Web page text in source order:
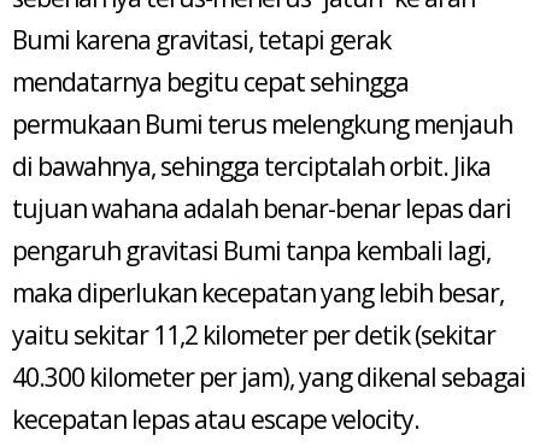
Bumi karena gravitasi, tetapi gerak
mendatarnya begitu cepat sehingga
permukaan Bumi terus melengkung menjauh
di bawahnya, sehingga terciptalah orbit. Jika
tujuan wahana adalah benar-benar lepas dari
pengaruh gravitasi Bumi tanpa kembali lagi,
maka diperlukan kecepatan yang lebih besar,
yaitu sekitar 11,2 kilometer per detik (sekitar
40.300 kilometer per jam), yang dikenal sebagai
kecepatan lepas atau escape velocity.